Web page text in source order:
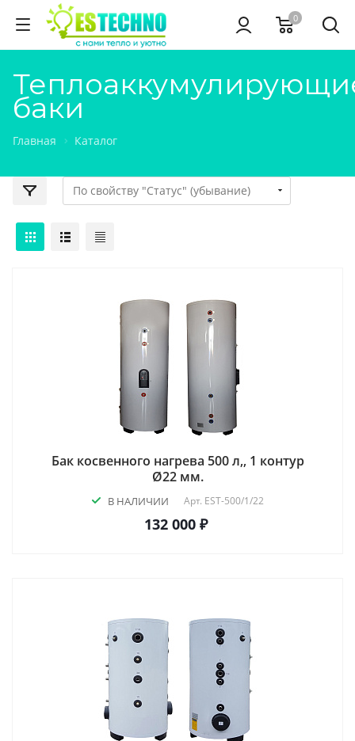
0
баки
Главная Каталог
Бак косвенного нагрева 500 л,, 1 контур
Ø22 мм.
В НАЛИЧИИ Арт. EST-500/1/22
132 000 ₽